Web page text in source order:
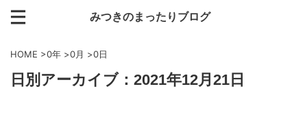
みつきのまったりブログ
HOME >0年 >0月 >0日
日別アーカイブ：2021年12月21日